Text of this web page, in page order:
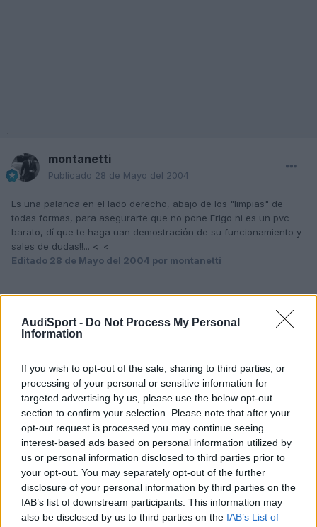
AudiSport - Do Not Process My Personal
Information
If you wish to opt-out of the sale, sharing to third parties, or
processing of your personal or sensitive information for
targeted advertising by us, please use the below opt-out
section to confirm your selection. Please note that after your
opt-out request is processed you may continue seeing
interest-based ads based on personal information utilized by
us or personal information disclosed to third parties prior to
your opt-out. You may separately opt-out of the further
disclosure of your personal information by third parties on the
IAB’s list of downstream participants. This information may
also be disclosed by us to third parties on the IAB’s List of
montanetti
Publicado 28 de Mayo del 2004
Es una palanca en el lado derecho, abajo de los "limpias" de
todas formas, para asegurarte que no pone Frigo ni es un pvc
barato, dí que te haga uan demostración de su funcionamiento y
sales de dudas!!... <_<
Editado 28 de Mayo del 2004 por montanetti
bokoy
Publicado28 de Mayo del 2004
En el A3 nuevo es una palanca a la izda., debajo de los
intermitentes y pone speed, +, -... Lo mejor es k como t han dicho
t haga una demo de como va y lo compruebas.
Responder